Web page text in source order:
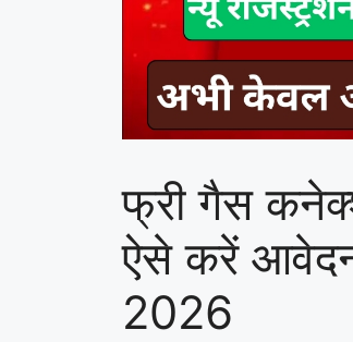
फ्री गैस
ऐसे करें आवेदन
2026